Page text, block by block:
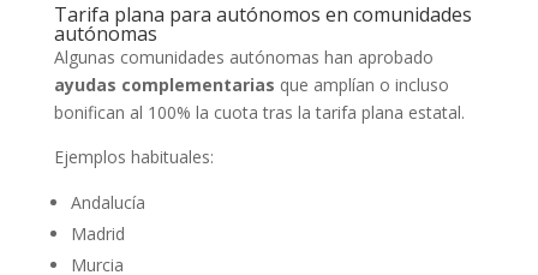
Tarifa plana para autónomos en comunidades
autónomas
Algunas comunidades autónomas han aprobado
ayudas complementarias que amplían o incluso
bonifican al 100% la cuota tras la tarifa plana estatal.
Ejemplos habituales:
Andalucía
Madrid
Murcia